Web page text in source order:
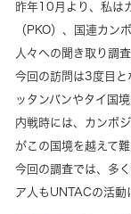
昨年10月より、私は
（PKO）、国連カン
人々への聞き取り調
今回の訪問は3度目と
ッタンバンやタイ国
内戦時には、カンボ
がこの国境を越えて
今回の調査では、多
ア人もUNTACの活動